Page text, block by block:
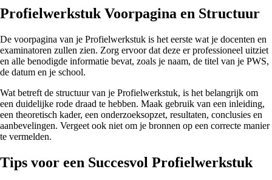
Profielwerkstuk Voorpagina en Structuur
De voorpagina van je Profielwerkstuk is het eerste wat je docenten en
examinatoren zullen zien. Zorg ervoor dat deze er professioneel uitziet
en alle benodigde informatie bevat, zoals je naam, de titel van je PWS,
de datum en je school.
Wat betreft de structuur van je Profielwerkstuk, is het belangrijk om
een duidelijke rode draad te hebben. Maak gebruik van een inleiding,
een theoretisch kader, een onderzoeksopzet, resultaten, conclusies en
aanbevelingen. Vergeet ook niet om je bronnen op een correcte manier
te vermelden.
Tips voor een Succesvol Profielwerkstuk